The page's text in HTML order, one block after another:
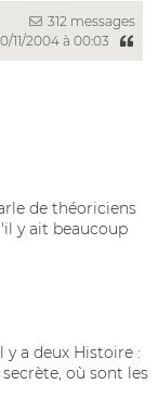
312 messages
11/2004 à 00:03
de théoriciens
y ait beaucoup
y a deux Histoire :
où sont les